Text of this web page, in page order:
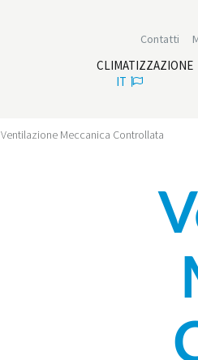
Contatti
CLIMATIZZAZIONE
IT
Ventilazione Meccanica Controllata